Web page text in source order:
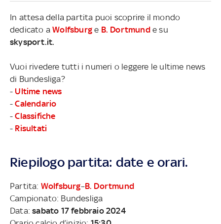
In attesa della partita puoi scoprire il mondo
dedicato aWolfsburg e B. Dortmunde su
skysport.it.
Vuoi rivedere tutti i numeri o leggere le ultime news
di Bundesliga?
- Ultime news
-Calendario
-Classifiche
- Risultati
Riepilogo partita: date e orari.
Partita: Wolfsburg–B. Dortmund
Campionato: Bundesliga
Data:sabato 17 febbraio 2024